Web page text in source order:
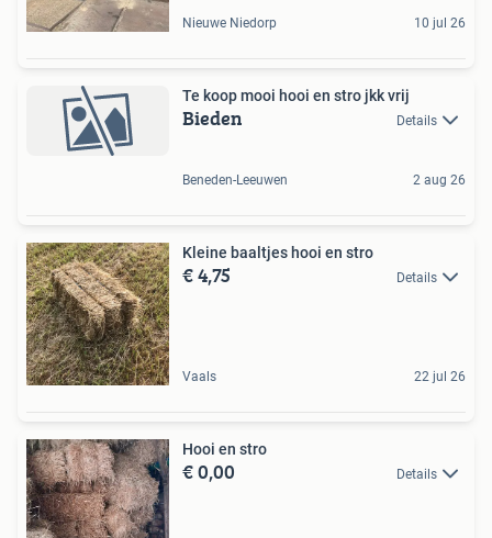
Nieuwe Niedorp 10 jul 26
Te koop mooi hooi en stro jkk vrij
Bieden Details
Beneden-Leeuwen 2 aug 26
Kleine baaltjes hooi en stro
€ 4,75 Details
Vaals 22 jul 26
Hooi en stro
€ 0,00 Details